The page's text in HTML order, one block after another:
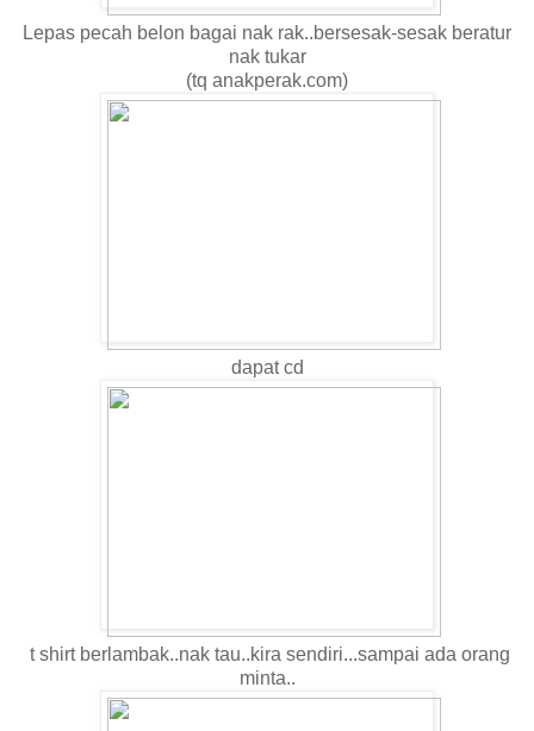
Lepas pecah belon bagai nak rak..bersesak-sesak beratur
nak tukar
(tq anakperak.com)
dapat cd
t shirt berlambak..nak tau..kira sendiri...sampai ada orang
minta..